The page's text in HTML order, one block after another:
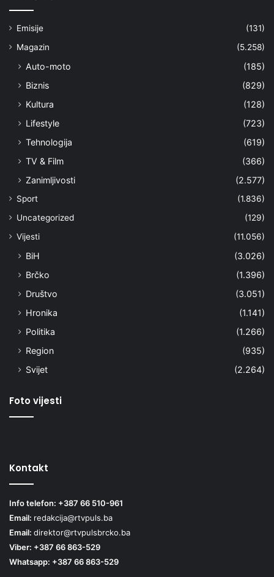
Emisije
(131)
Magazin
(5.258)
Auto-moto
(185)
Biznis
(829)
Kultura
(128)
Lifestyle
(723)
Tehnologija
(619)
TV & Film
(366)
Zanimljivosti
(2.577)
Sport
(1.836)
Uncategorized
(129)
Vijesti
(11.056)
BiH
(3.026)
Brčko
(1.396)
Društvo
(3.051)
Hronika
(1.141)
Politika
(1.266)
Region
(935)
Svijet
(2.264)
Foto vijesti
Kontakt
Info telefon: +387 66 510-961
Email: redakcija@rtvpuls.ba
Email: direktor@rtvpulsbrcko.ba
Viber: +387 66 863-529
Whatsapp: +387 66 863-529